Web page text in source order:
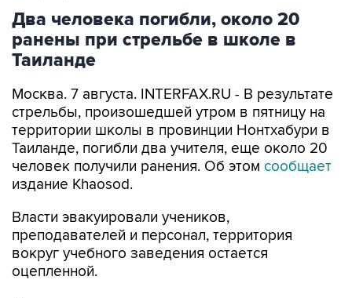
Два человека погибли, около 20
ранены при стрельбе в школе в
Таиланде
Москва. 7 августа. INTERFAX.RU - В результате
стрельбы, произошедшей утром в пятницу на
территории школы в провинции Нонтхабури в
Таиланде, погибли два учителя, еще около 20
человек получили ранения. Об этом сообщает
издание Khaosod.
Власти эвакуировали учеников,
преподавателей и персонал, территория
вокруг учебного заведения остается
оцепленной.